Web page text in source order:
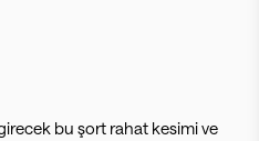
bu şort rahat kesimi ve